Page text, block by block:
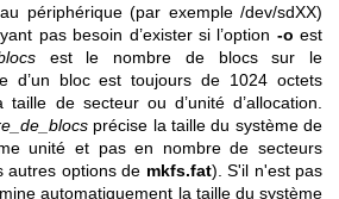
périphérique (par exemple /dev/sdXX)
pas besoin d’exister si l’option -o est
est le nombre de blocs sur le
d’un bloc est toujours de 1024 octets
de secteur ou d’unité d’allocation.
précise la taille du système de
unité et pas en nombre de secteurs
autres options de mkfs.fat). S'il n'est pas
automatiquement la taille du système